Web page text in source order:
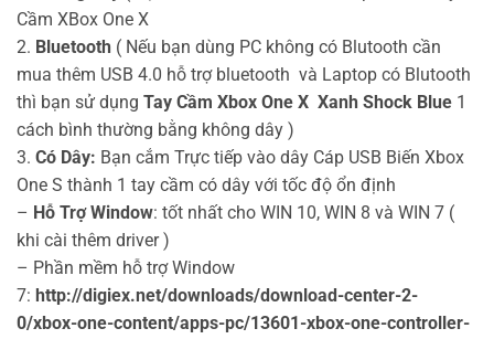
Cầm XBox One X
2. Bluetooth ( Nếu bạn dùng PC không có Blutooth cần
mua thêm USB 4.0 hỗ trợ bluetooth và Laptop có Blutooth
thì bạn sử dụng Tay Cầm Xbox One X Xanh Shock Blue 1
cách bình thường bằng không dây )
3. Có Dây: Bạn cắm Trực tiếp vào dây Cáp USB Biến Xbox
One S thành 1 tay cầm có dây với tốc độ ổn định
– Hỗ Trợ Window: tốt nhất cho WIN 10, WIN 8 và WIN 7 (
khi cài thêm driver )
– Phần mềm hỗ trợ Window
7: http://digiex.net/downloads/download-center-2-
0/xbox-one-content/apps-pc/13601-xbox-one-controller-